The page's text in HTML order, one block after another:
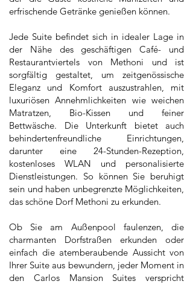
erfrischende Getränke genießen können.
Jede Suite befindet sich in idealer Lage in
der Nähe des geschäftigen Café- und
Restaurantviertels von Methoni und ist
sorgfältig gestaltet, um zeitgenössische
Eleganz und Komfort auszustrahlen, mit
luxuriösen Annehmlichkeiten wie weichen
Matratzen, Bio-Kissen und feiner
Bettwäsche. Die Unterkunft bietet auch
behindertenfreundliche Einrichtungen,
darunter eine 24-Stunden-Rezeption,
kostenloses WLAN und personalisierte
Dienstleistungen. So können Sie beruhigt
sein und haben unbegrenzte Möglichkeiten,
das schöne Dorf Methoni zu erkunden.
Ob Sie am Außenpool faulenzen, die
charmanten Dorfstraßen erkunden oder
einfach die atemberaubende Aussicht von
Ihrer Suite aus bewundern, jeder Moment in
den Carlos Mansion Suites verspricht